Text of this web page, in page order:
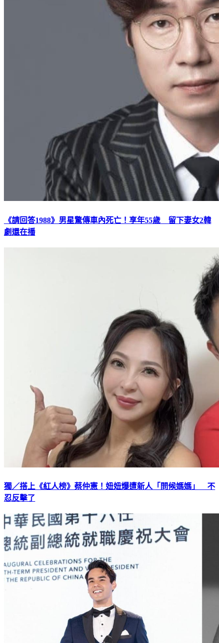
《請回答1988》男星驚傳車內死亡！享年55歲 留下妻女2韓
劇還在播
獨／搭上《紅人榜》蔡仲憲！妞妞爆遭新人「問候媽媽」 不
忍反擊了